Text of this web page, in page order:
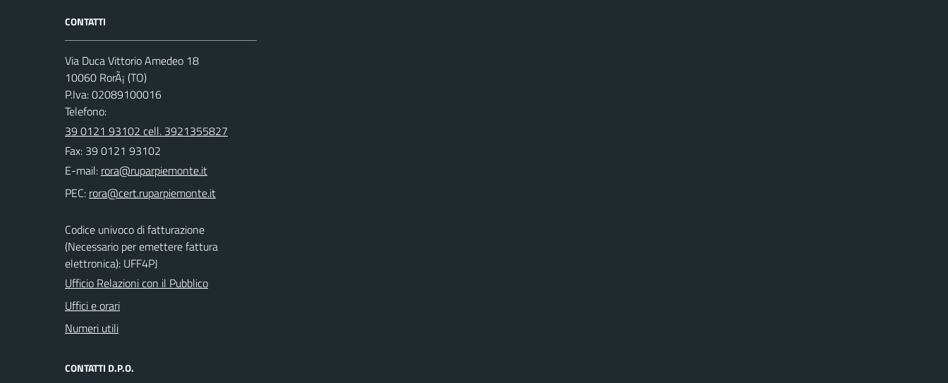
CONTATTI
Via Duca Vittorio Amedeo 18
10060 RorÃ¡ (TO)
P.Iva: 02089100016
Telefono:
39 0121 93102 cell. 3921355827
Fax: 39 0121 93102
E-mail:
PEC:
Codice univoco di fatturazione
(Necessario per emettere fattura
elettronica): UFF4PJ
Ufficio Relazioni con il Pubblico
Uffici e orari
Numeri utili
CONTATTI D.P.O.